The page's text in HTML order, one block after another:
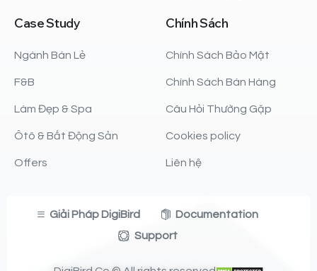
CaseStudy
Ngành Bán Lẻ
F&B
Làm Đẹp & Spa
Ôtô & Bất Động Sản
Offers
ChínhSách
Chính Sách Bảo Mật
Chính Sách Bán Hàng
Câu Hỏi Thường Gặp
Cookies policy
Liên hệ
Giải Pháp DigiBird
Documentation
Support